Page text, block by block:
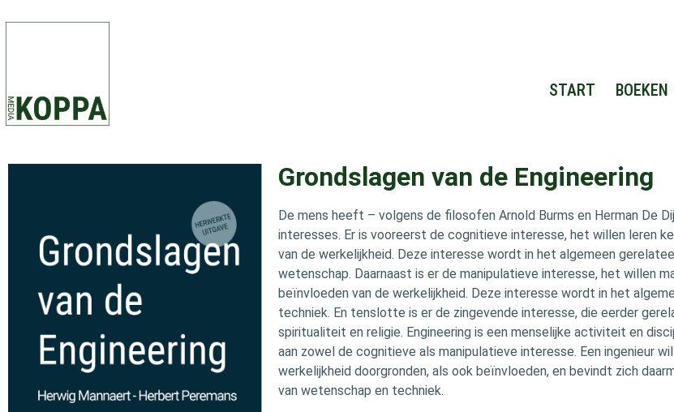
START
Grondslagen van de Engineering
De mens heeft – volgens de filosofen Arnold Burms en Herman De
interesses. Er is vooreerst de cognitieve interesse, het willen leren
van de werkelijkheid. Deze interesse wordt in het algemeen
wetenschap. Daarnaast is er de manipulatieve interesse, het willen
beïnvloeden van de werkelijkheid. Deze interesse wordt in het
techniek. En tenslotte is er de zingevende interesse, die eerder
spiritualiteit en religie. Engineering is een menselijke activiteit en
aan zowel de cognitieve als manipulatieve interesse. Een ingenieur
werkelijkheid doorgronden, als ook beïnvloeden, en bevindt zich
van wetenschap en techniek.